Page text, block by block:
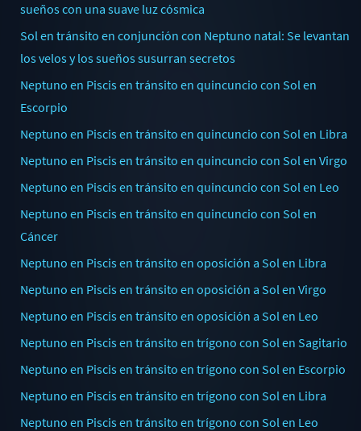
sueños con una suave luz cósmica
Sol en tránsito en conjunción con Neptuno natal: Se levantan
los velos y los sueños susurran secretos
Neptuno en Piscis en tránsito en quincuncio con Sol en
Escorpio
Neptuno en Piscis en tránsito en quincuncio con Sol en Libra
Neptuno en Piscis en tránsito en quincuncio con Sol en Virgo
Neptuno en Piscis en tránsito en quincuncio con Sol en Leo
Neptuno en Piscis en tránsito en quincuncio con Sol en
Cáncer
Neptuno en Piscis en tránsito en oposición a Sol en Libra
Neptuno en Piscis en tránsito en oposición a Sol en Virgo
Neptuno en Piscis en tránsito en oposición a Sol en Leo
Neptuno en Piscis en tránsito en trígono con Sol en Sagitario
Neptuno en Piscis en tránsito en trígono con Sol en Escorpio
Neptuno en Piscis en tránsito en trígono con Sol en Libra
Neptuno en Piscis en tránsito en trígono con Sol en Leo